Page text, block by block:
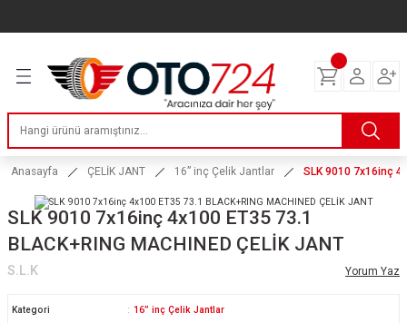
Lastikleri
ve Fren Yağları
Katkı Yağları
Anasayfa ÇELİK JANT 16” inç Çelik Jantlar SLK 9010 7x16inç
SLK 9010 7x16inç 4x100 ET35 73.1
BLACK+RING MACHINED ÇELİK JANT
S.L.K Yorum Yaz
Kategori 16” inç Çelik Jantlar